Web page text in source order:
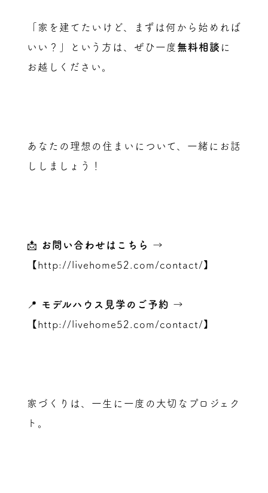
「家を建てたいけど、まずは何から始めれば
いい？」という方は、ぜひ一度 無料相談 に
お越しください。
あなたの理想の住まいについて、一緒にお話
ししましょう！
📩 お問い合わせはこちら
→
【 http://livehome52.com/contact/】
📍 モデルハウス見学のご予約 →
【 http://livehome52.com/contact/】
家づくりは、一生に一度の大切なプロジェク
ト。